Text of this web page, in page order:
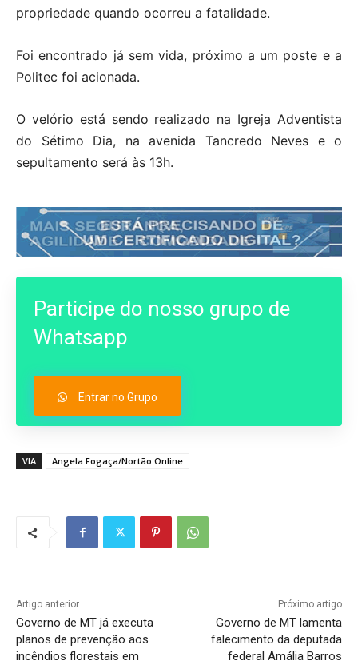
propriedade quando ocorreu a fatalidade.
Foi encontrado já sem vida, próximo a um poste e a
Politec foi acionada.
O velório está sendo realizado na Igreja Adventista
do Sétimo Dia, na avenida Tancredo Neves e o
sepultamento será às 13h.
Participe do nosso grupo de
Whatsapp
Entrar no Grupo
VIA Angela Fogaça/Nortão Online
Artigo anterior
Governo de MT já executa
planos de prevenção aos
incêndios florestais em
Próximo artigo
Governo de MT lamenta
falecimento da deputada
federal Amália Barros